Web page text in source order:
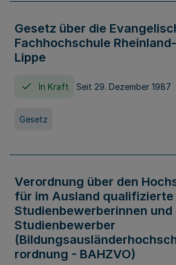
Gesetz über die
Fachhochschule
Lippe
In Kraft Seit 29. Dezember 1987
Gesetz
Verordnung über den
für im Ausland qualifizierte
Studienbewerberinnen und
Studienbewerber
rordnung - BAHZVO)